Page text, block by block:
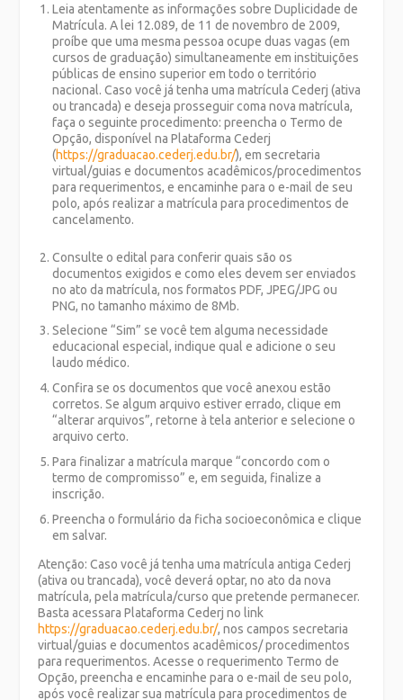
Leia atentamente as informações sobre Duplicidade de
Matrícula. A lei 12.089, de 11 de novembro de 2009,
proíbe que uma mesma pessoa ocupe duas vagas (em
cursos de graduação) simultaneamente em instituições
públicas de ensino superior em todo o território
nacional. Caso você já tenha uma matrícula Cederj (ativa
ou trancada) e deseja prosseguir coma nova matrícula,
faça o seguinte procedimento: preencha o Termo de
Opção, disponível na Plataforma Cederj
(https://graduacao.cederj.edu.br/), em secretaria
virtual/guias e documentos acadêmicos/procedimentos
para requerimentos, e encaminhe para o e-mail de seu
polo, após realizar a matrícula para procedimentos de
cancelamento.
Consulte o edital para conferir quais são os
documentos exigidos e como eles devem ser enviados
no ato da matrícula, nos formatos PDF, JPEG/JPG ou
PNG, no tamanho máximo de 8Mb.
Selecione “Sim” se você tem alguma necessidade
educacional especial, indique qual e adicione o seu
laudo médico.
Confira se os documentos que você anexou estão
corretos. Se algum arquivo estiver errado, clique em
“alterar arquivos”, retorne à tela anterior e selecione o
arquivo certo.
Para finalizar a matrícula marque “concordo com o
termo de compromisso” e, em seguida, finalize a
inscrição.
Preencha o formulário da ficha socioeconômica e clique
em salvar.
Atenção: Caso você já tenha uma matrícula antiga Cederj
(ativa ou trancada), você deverá optar, no ato da nova
matrícula, pela matrícula/curso que pretende permanecer.
Basta acessara Plataforma Cederj no link
https://graduacao.cederj.edu.br/, nos campos secretaria
virtual/guias e documentos acadêmicos/ procedimentos
para requerimentos. Acesse o requerimento Termo de
Opção, preencha e encaminhe para o e-mail de seu polo,
após você realizar sua matrícula para procedimentos de